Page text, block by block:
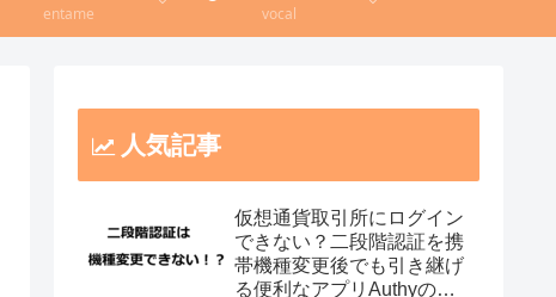
entame
vocal
人気記事
仮想通貨取引所にログイン
できない？二段階認証を携
帯機種変更後でも引き継げ
る便利なアプリAuthyの使